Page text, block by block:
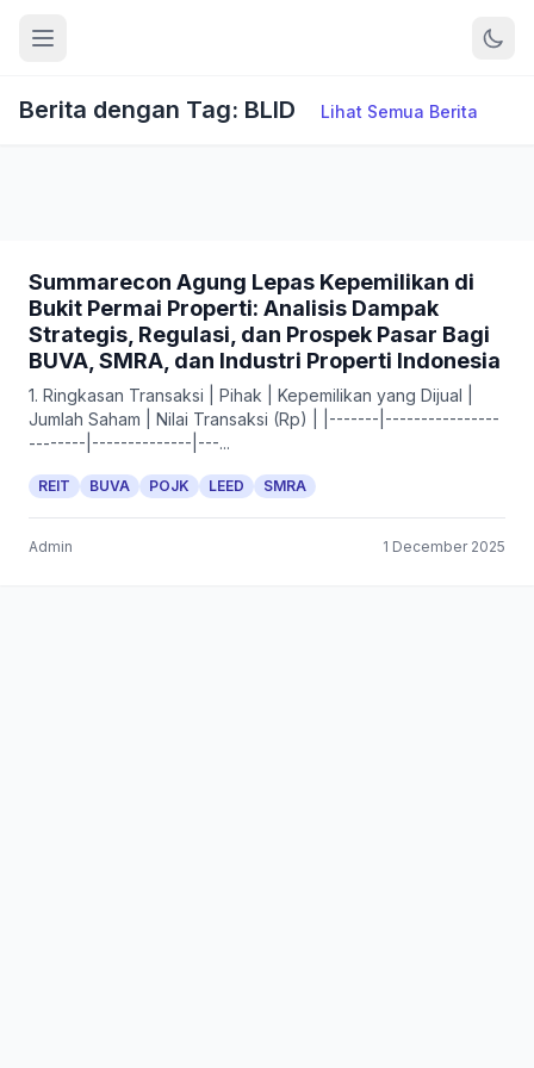
Berita dengan Tag: BLID Lihat Semua Berita
Summarecon Agung Lepas Kepemilikan di
Bukit Permai Properti: Analisis Dampak
Strategis, Regulasi, dan Prospek Pasar Bagi
BUVA, SMRA, dan Industri Properti Indonesia
1. Ringkasan Transaksi | Pihak | Kepemilikan yang Dijual |
Jumlah Saham | Nilai Transaksi (Rp) | |-------|----------------
--------|--------------|---...
REIT BUVA POJK LEED SMRA
Admin 1 December 2025